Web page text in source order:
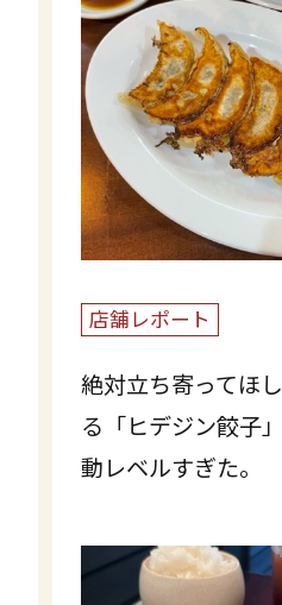
店舗レポート
絶対立ち寄ってほ
る「ヒデジン餃子
動レベルすぎた。